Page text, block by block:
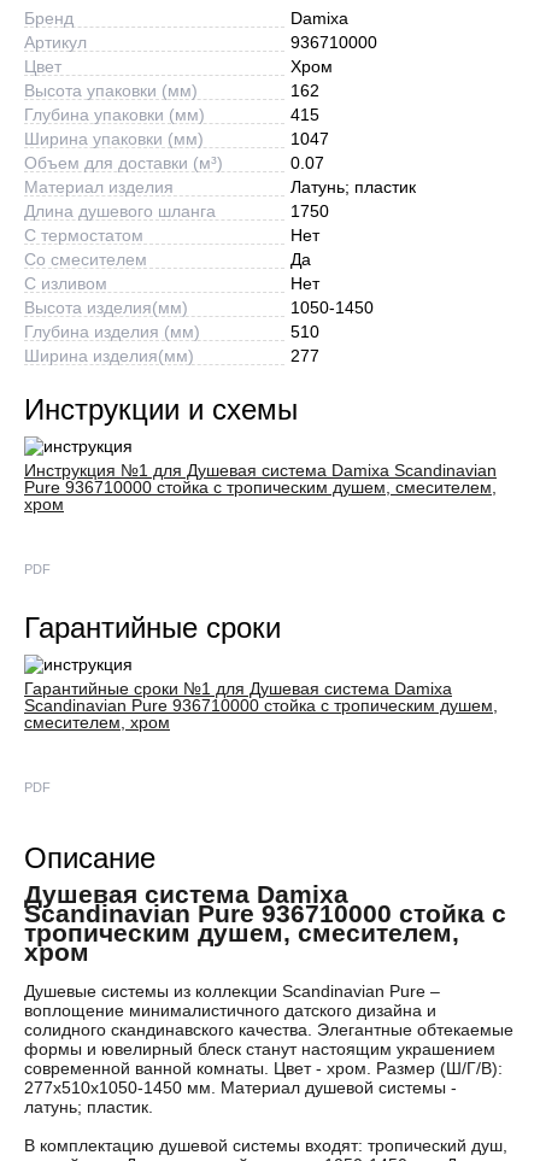
Бренд
Damixa
Артикул
936710000
Цвет
Хром
Высота упаковки (мм)
162
Глубина упаковки (мм)
415
Ширина упаковки (мм)
1047
Объем для доставки (м³)
0.07
Материал изделия
Латунь; пластик
Длина душевого шланга
1750
С термостатом
Нет
Со смесителем
Да
С изливом
Нет
Высота изделия(мм)
1050-1450
Глубина изделия (мм)
510
Ширина изделия(мм)
277
Инструкции и схемы
Инструкция №1 для Душевая система Damixa Scandinavian
Pure 936710000 стойка с тропическим душем, смесителем,
хром
PDF
Гарантийные сроки
Гарантийные сроки №1 для Душевая система Damixa
Scandinavian Pure 936710000 стойка с тропическим душем,
смесителем, хром
PDF
Описание
Душевая система Damixa
Scandinavian Pure 936710000 стойка с
тропическим душем, смесителем,
хром
Душевые системы из коллекции Scandinavian Pure –
воплощение минималистичного датского дизайна и
солидного скандинавского качества. Элегантные обтекаемые
формы и ювелирный блеск станут настоящим украшением
современной ванной комнаты. Цвет - хром. Размер (Ш/Г/В):
277x510x1050-1450 мм. Материал душевой системы -
латунь; пластик.
В комплектацию душевой системы входят: тропический душ,